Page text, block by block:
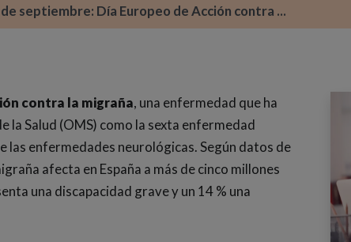
septiembre: Día Europeo de Acción contra ...
contra la migraña, una enfermedad que ha
la Salud (OMS) como la sexta enfermedad
las enfermedades neurológicas. Según datos de
afecta en España a más de cinco millones
una discapacidad grave y un 14 % una